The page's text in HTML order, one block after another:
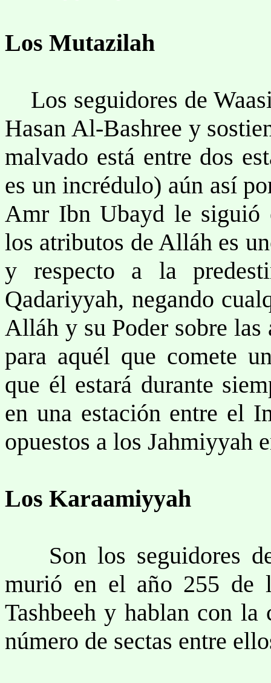
Los Mutazilah
Los seguidores de
Hasan Al-Bashree y
malvado está entre dos
es un incrédulo) aún así
Amr Ibn Ubayd le siguió
los atributos de Alláh es
y respecto a la
Qadariyyah, negando
Alláh y su Poder sobre
para aquél que comete
que él estará durante
en una estación entre el
opuestos a los Jahmiyyah
Los Karaamiyyah
Son los seguidores
murió en el año 255 de
Tashbeeh y hablan con
número de sectas entre